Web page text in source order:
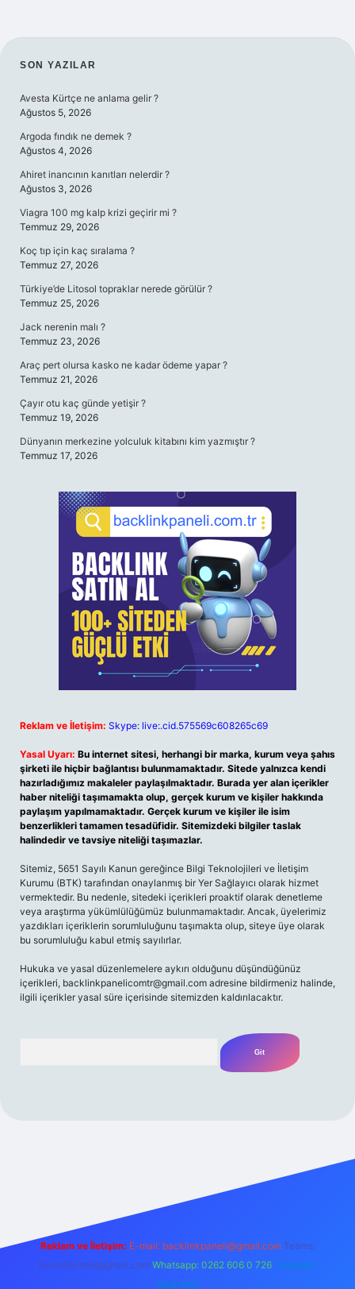
SIDEBAR
SON YAZILAR
Avesta Kürtçe ne anlama gelir ?
Ağustos 5, 2026
Argoda fındık ne demek ?
Ağustos 4, 2026
Ahiret inancının kanıtları nelerdir ?
Ağustos 3, 2026
Viagra 100 mg kalp krizi geçirir mi ?
Temmuz 29, 2026
Koç tıp için kaç sıralama ?
Temmuz 27, 2026
Türkiye’de Litosol topraklar nerede görülür ?
Temmuz 25, 2026
Jack nerenin malı ?
Temmuz 23, 2026
Araç pert olursa kasko ne kadar ödeme yapar ?
Temmuz 21, 2026
Çayır otu kaç günde yetişir ?
Temmuz 19, 2026
Dünyanın merkezine yolculuk kitabını kim yazmıştır ?
Temmuz 17, 2026
Reklam ve İletişim: Skype: live:.cid.575569c608265c69
Yasal Uyarı: Bu internet sitesi, herhangi bir marka, kurum veya şahıs
şirketi ile hiçbir bağlantısı bulunmamaktadır. Sitede yalnızca kendi
hazırladığımız makaleler paylaşılmaktadır. Burada yer alan içerikler
haber niteliği taşımamakta olup, gerçek kurum ve kişiler hakkında
paylaşım yapılmamaktadır. Gerçek kurum ve kişiler ile isim
benzerlikleri tamamen tesadüfidir. Sitemizdeki bilgiler taslak
halindedir ve tavsiye niteliği taşımazlar.
Sitemiz, 5651 Sayılı Kanun gereğince Bilgi Teknolojileri ve İletişim
Kurumu (BTK) tarafından onaylanmış bir Yer Sağlayıcı olarak hizmet
vermektedir. Bu nedenle, sitedeki içerikleri proaktif olarak denetleme
veya araştırma yükümlülüğümüz bulunmamaktadır. Ancak, üyelerimiz
yazdıkları içeriklerin sorumluluğunu taşımakta olup, siteye üye olarak
bu sorumluluğu kabul etmiş sayılırlar.
Hukuka ve yasal düzenlemelere aykırı olduğunu düşündüğünüz
içerikleri, backlinkpanelicomtr@gmail.com adresine bildirmeniz halinde,
ilgili içerikler yasal süre içerisinde sitemizden kaldırılacaktır.
m elexbet
Reklam ve İletişim: E-mail: backlinkpaneli@gmail.com Teams:
forumhizmeti@gmail.com Whatsapp: 0262 606 0 726 Telegram:
@karabul